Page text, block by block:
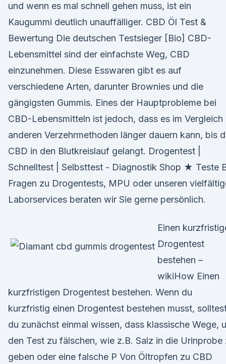
und wenn es mal schnell gehen muss, ist ein
Kaugummi deutlich unauffälliger. CBD Öl Test &
Bewertung Die deutschen Testsieger [Bio] CBD-
Lebensmittel sind der einfachste Weg, CBD
einzunehmen. Diese Esswaren gibt es auf
verschiedene Arten, darunter Brownies und die
gängigsten Gummis. Eines der Hauptprobleme bei
CBD-Lebensmitteln ist jedoch, dass es im Vergleich
anderen Verzehrmethoden länger dauern kann, bis
CBD in den Blutkreislauf gelangt. Drogentest |
Schnelltest | Selbsttest - Diagnostik Shop ★ Teste
Fragen zu Drogentests, MPU oder unseren
Laborservices beraten wir Sie gerne persönlich.
Einen
Drogentest
bestehen –
wikiHow Einen
kurzfristigen Drogentest bestehen. Wenn du
kurzfristig einen Drogentest bestehen musst,
du zunächst einmal wissen, dass klassische Wege,
den Test zu fälschen, wie z.B. Salz in die Urinprobe
geben oder eine falsche P Von Öltropfen zu CBD